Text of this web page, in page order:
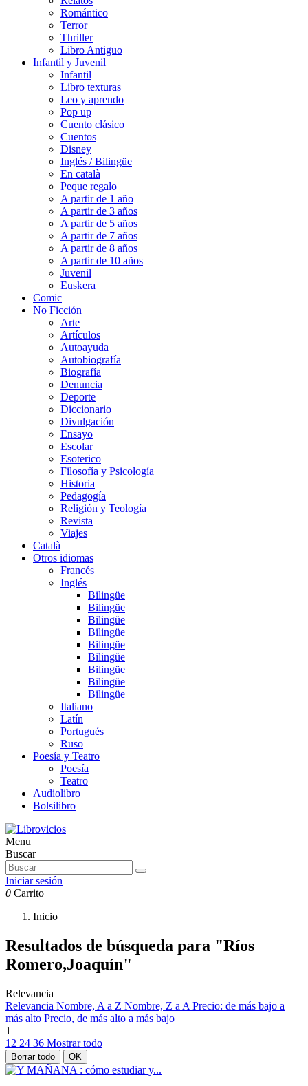
Romántico
Terror
Thriller
Libro Antiguo
Infantil y Juvenil
Infantil
Libro texturas
Leo y aprendo
Pop up
Cuento clásico
Cuentos
Disney
Inglés / Bilingüe
En català
Peque regalo
A partir de 1 año
A partir de 3 años
A partir de 5 años
A partir de 7 años
A partir de 8 años
A partir de 10 años
Juvenil
Euskera
Comic
No Ficción
Arte
Artículos
Autoayuda
Autobiografía
Biografía
Denuncia
Deporte
Diccionario
Divulgación
Ensayo
Escolar
Esoterico
Filosofía y Psicología
Historia
Pedagogía
Religión y Teología
Revista
Viajes
Català
Otros idiomas
Francés
Inglés
Bilingüe
Bilingüe
Bilingüe
Bilingüe
Bilingüe
Bilingüe
Bilingüe
Bilingüe
Bilingüe
Italiano
Latín
Portugués
Ruso
Poesía y Teatro
Poesía
Teatro
Audiolibro
Bolsilibro
Menu
Buscar
Iniciar sesión
0 Carrito
Inicio
Resultados de búsqueda para "Ríos
Romero,Joaquín"
Relevancia
Relevancia Nombre, A a Z Nombre, Z a A Precio: de más bajo a
más alto Precio, de más alto a más bajo
1
12 24 36 Mostrar todo
Borrar todo OK